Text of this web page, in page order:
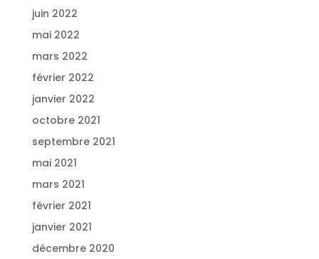
juin 2022
mai 2022
mars 2022
février 2022
janvier 2022
octobre 2021
septembre 2021
mai 2021
mars 2021
février 2021
janvier 2021
décembre 2020